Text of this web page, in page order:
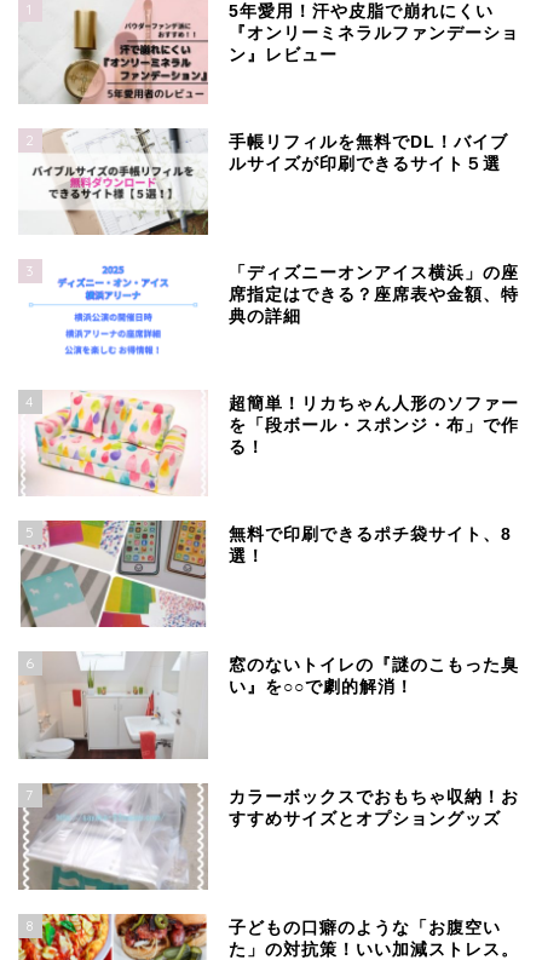
1
5年愛用！汗や皮脂で崩れにくい
『オンリーミネラルファンデーショ
ン』レビュー
2
手帳リフィルを無料でDL！バイブ
ルサイズが印刷できるサイト５選
3
「ディズニーオンアイス横浜」の座
席指定はできる？座席表や金額、特
典の詳細
4
超簡単！リカちゃん人形のソファー
を「段ボール・スポンジ・布」で作
る！
5
無料で印刷できるポチ袋サイト、8
選！
6
窓のないトイレの『謎のこもった臭
い』を○○で劇的解消！
7
カラーボックスでおもちゃ収納！お
すすめサイズとオプショングッズ
8
子どもの口癖のような「お腹空い
た」の対抗策！いい加減ストレス。